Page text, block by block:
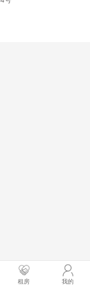
租房 我的